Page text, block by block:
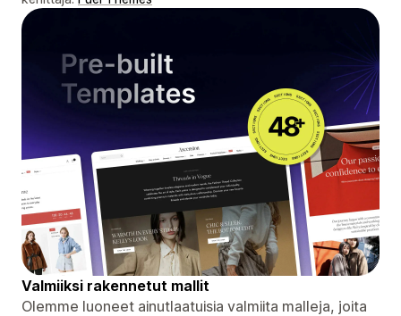
Valmiiksi rakennetut mallit
Olemme luoneet ainutlaatuisia valmiita malleja, joita